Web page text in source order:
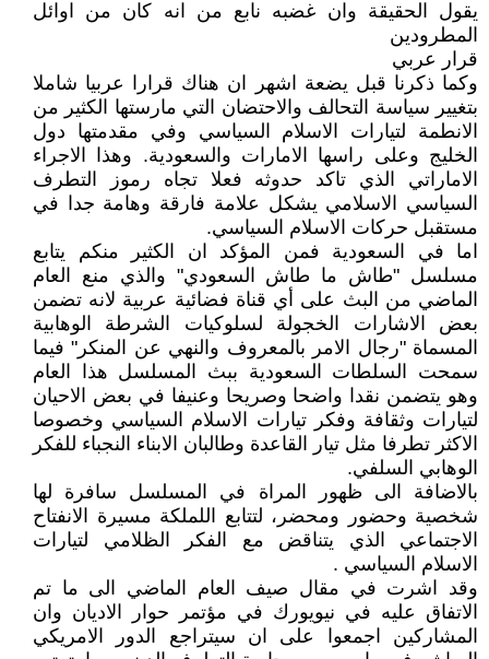
يقول الحقيقة وان غضبه نابع من انه كان من اوائل
المطرودين
قرار عربي
وكما ذكرنا قبل يضعة اشهر ان هناك قرارا عربيا شاملا
بتغيير سياسة التحالف والاحتضان التي مارستها الكثير من
الانطمة لتيارات الاسلام السياسي وفي مقدمتها دول
الخليج وعلى راسها الامارات والسعودية. وهذا الاجراء
الاماراتي الذي تاكد حدوثه فعلا تجاه رموز التطرف
السياسي الاسلامي يشكل علامة فارقة وهامة جدا في
مستقبل حركات الاسلام السياسي.
اما في السعودية فمن المؤكد ان الكثير منكم يتابع
مسلسل "طاش ما طاش السعودي" والذي منع العام
الماضي من البث على أي قناة فضائية عربية لانه تضمن
بعض الاشارات الخجولة لسلوكيات الشرطة الوهابية
المسماة "رجال الامر بالمعروف والنهي عن المنكر" فيما
سمحت السلطات السعودية ببث المسلسل هذا العام
وهو يتضمن نقدا واضحا وصريحا وعنيفا في بعض الاحيان
لتيارات وثقافة وفكر تيارات الاسلام السياسي وخصوصا
الاكثر تطرفا مثل تيار القاعدة وطالبان الابناء النجباء للفكر
الوهابي السلفي.
بالاضافة الى ظهور المراة في المسلسل سافرة لها
شخصية وحضور ومحضر، لتتابع اللملكة مسيرة الانفتاح
الاجتماعي الذي يتناقض مع الفكر الظلامي لتيارات
الاسلام السياسي .
وقد اشرت في مقال صيف العام الماضي الى ما تم
الاتفاق عليه في نيويورك في مؤتمر حوار الاديان وان
المشاركين اجمعوا على ان سيتراجع الدور الامريكي